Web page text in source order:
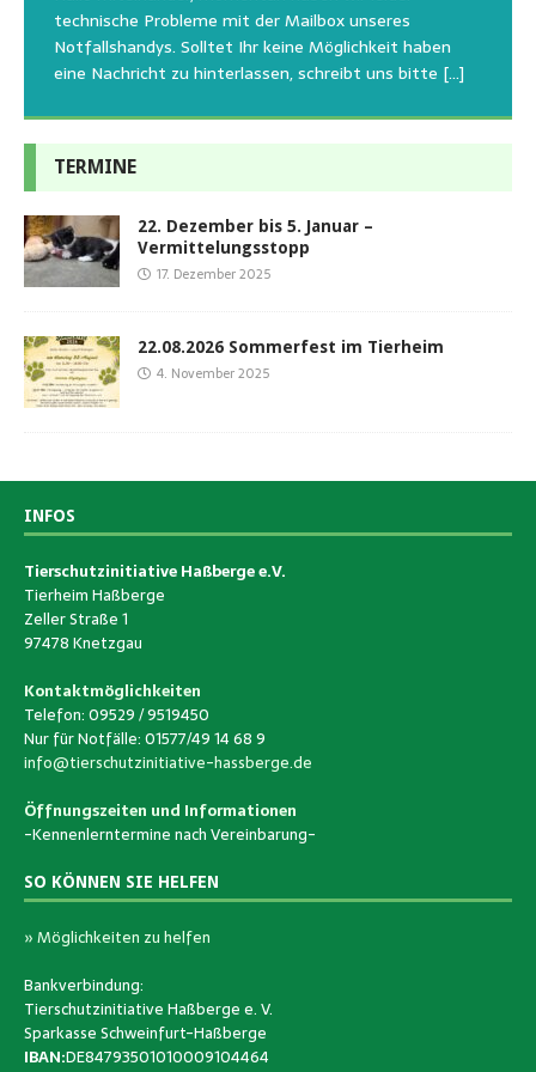
technische Probleme mit der Mailbox unseres
Notfallshandys. Solltet Ihr keine Möglichkeit haben
eine Nachricht zu hinterlassen, schreibt uns bitte […]
den letzten 20 Jahren, immer noch für alle verwaisten
oder[…]
geschlossen bleibt.Viele unserer Hunde erleben einen
emotionalen Stress bei Begegnung[…]
und[…]
TERMINE
22. Dezember bis 5. Januar –
Vermittelungsstopp
17. Dezember 2025
22.08.2026 Sommerfest im Tierheim
4. November 2025
INFOS
Tierschutzinitiative Haßberge e.V.
Tierheim Haßberge
Zeller Straße 1
97478 Knetzgau
Kontaktmöglichkeiten
Telefon: 09529 / 9519450
Nur für Notfälle: 01577/49 14 68 9
info@tierschutzinitiative-hassberge.de
Öffnungszeiten und Informationen
-Kennenlerntermine nach Vereinbarung-
SO KÖNNEN SIE HELFEN
» Möglichkeiten zu helfen
Bankverbindung:
Tierschutzinitiative Haßberge e. V.
Sparkasse Schweinfurt-Haßberge
IBAN:DE84793501010009104464